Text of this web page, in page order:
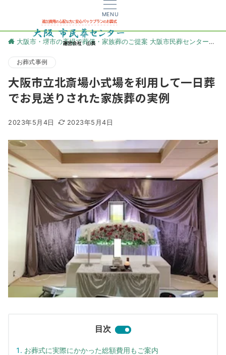
MENU
大阪市・堺市の斎場で葬儀・家族葬のご提案 大阪市民葬センター
お葬式事例
大阪市立北斎場小式場を利用して一日葬
でお見送りされた家族葬の実例
2023年5月4日 2023年5月4日
目次
お葬式に実際にかかった総額費用もご案内